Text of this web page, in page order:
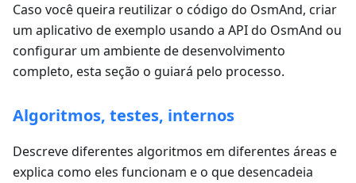
Caso você queira reutilizar o código do OsmAnd, criar
um aplicativo de exemplo usando a API do OsmAnd ou
configurar um ambiente de desenvolvimento
completo, esta seção o guiará pelo processo.
Algoritmos, testes, internos
Descreve diferentes algoritmos em diferentes áreas e
explica como eles funcionam e o que desencadeia